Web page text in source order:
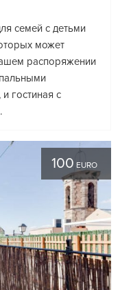
семей с детьми
может
распоряжении
гостиная с
100 EURO